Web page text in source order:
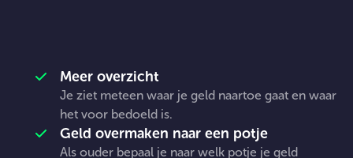
KLEDING,
POTJE
Meer overzicht
Je ziet meteen waar je geld naartoe gaat en waar
het voor bedoeld is.
Geld overmaken naar een potje
Als ouder bepaal je naar welk potje je geld